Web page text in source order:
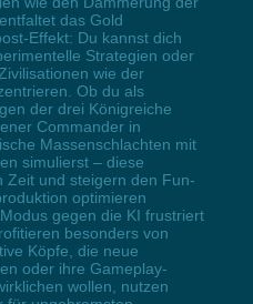
das Gold
Effekt: Du kannst dich
Strategien oder
wie der
Ob du als
der drei Königreiche
Commander in
Massenschlachten mit
simulierst – diese
Zeit und steigern den Fun-
optimieren
gegen die KI frustriert
besonders von
Köpfe, die neue
oder ihre Gameplay-
wollen, nutzen